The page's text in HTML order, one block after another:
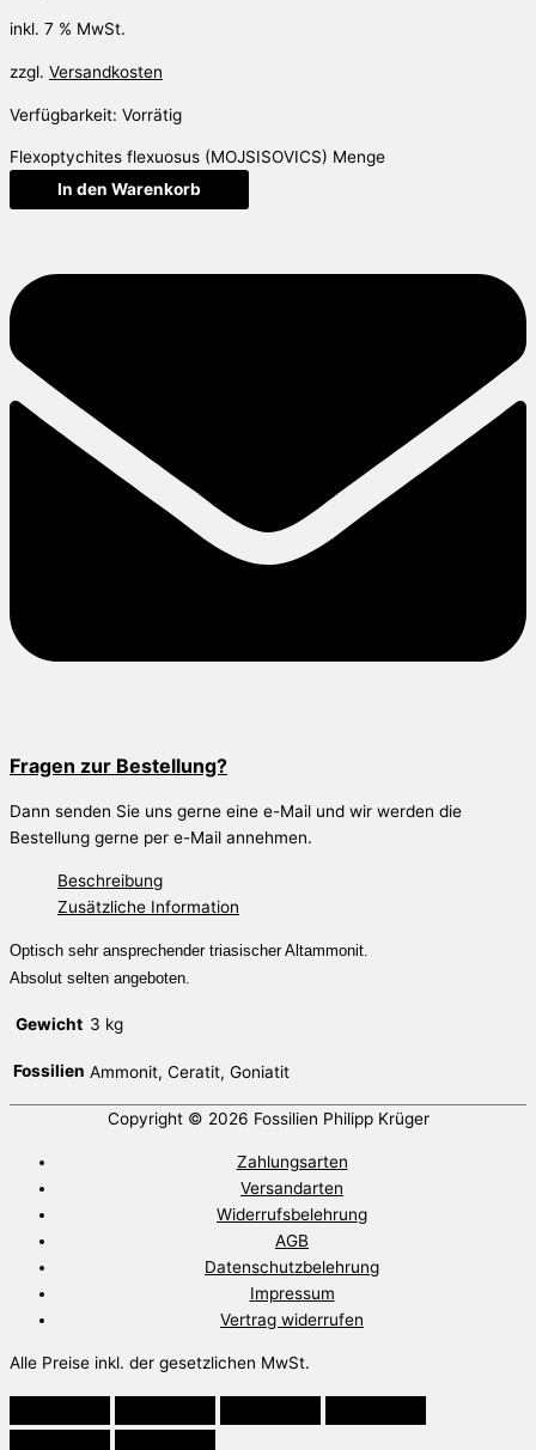
inkl. 7 % MwSt.
zzgl. Versandkosten
Verfügbarkeit: Vorrätig
Flexoptychites flexuosus (MOJSISOVICS) Menge
In den Warenkorb
Fragen zur Bestellung?
Dann senden Sie uns gerne eine e-Mail und wir werden die
Bestellung gerne per e-Mail annehmen.
Beschreibung
Zusätzliche Information
Optisch sehr ansprechender triasischer Altammonit.
Absolut selten angeboten.
Gewicht 3 kg
Fossilien Ammonit, Ceratit, Goniatit
Copyright © 2026 Fossilien Philipp Krüger
Zahlungsarten
Versandarten
Widerrufsbelehrung
AGB
Datenschutzbelehrung
Impressum
Vertrag widerrufen
Alle Preise inkl. der gesetzlichen MwSt.